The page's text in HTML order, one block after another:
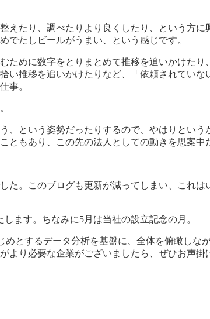
えたり、調べたりより良くしたり、という方
でたしビールがうまい、という感じです。
めに数字をとりまとめて推移を追いかけたり
推移を追いかけたりなど、「依頼されてい
事。
、という姿勢だったりするので、やはりとい
もあり、この先の法人としての動きを思案中
。このブログも更新が減ってしまい、これ
ます。ちなみに5月は当社の設立記念の月。
とするデータ分析を基盤に、全体を俯瞰しな
り必要な企業がございましたら、ぜひお声掛